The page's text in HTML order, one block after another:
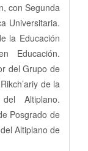
con Segunda
Universitaria.
la Educación
Educación.
del Grupo de
de la
Altiplano.
Posgrado de
Altiplano de